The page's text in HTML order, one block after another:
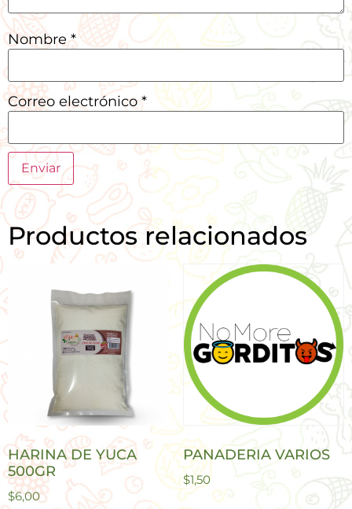
Nombre*
Correo electrónico*
Productos relacionados
HARINA DE YUCA
500GR
$6,00
PANADERIA VARIOS
$1,50